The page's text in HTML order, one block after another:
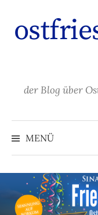
Inhalt
überspringen
der Blog über
MENÜ